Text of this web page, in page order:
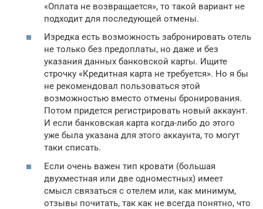
«Оплата не возвращается», то такой вариант не
подходит для последующей отмены.
Изредка есть возможность забронировать отель
не только без предоплаты, но даже и без
указания данных банковской карты. Ищите
строчку «Кредитная карта не требуется». Но я бы
не рекомендовал пользоваться этой
возможностью вместо отмены бронирования.
Потом придется регистрировать новый аккаунт.
И если банковская карта когда-либо до этого
уже была указана для этого аккаунта, то могут
таки списать.
Если очень важен тип кровати (большая
двухместная или две одноместных) имеет
смысл связаться с отелем или, как минимум,
отзывы почитать, так как не всегда понятно, что